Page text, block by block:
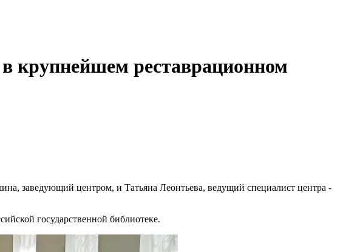
крупнейшем реставрационном
заведующий центром, и Татьяна Леонтьева, ведущий специалист центра -
государственной библиотеке.